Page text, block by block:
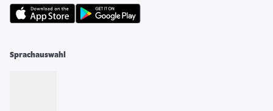
Sprachauswahl